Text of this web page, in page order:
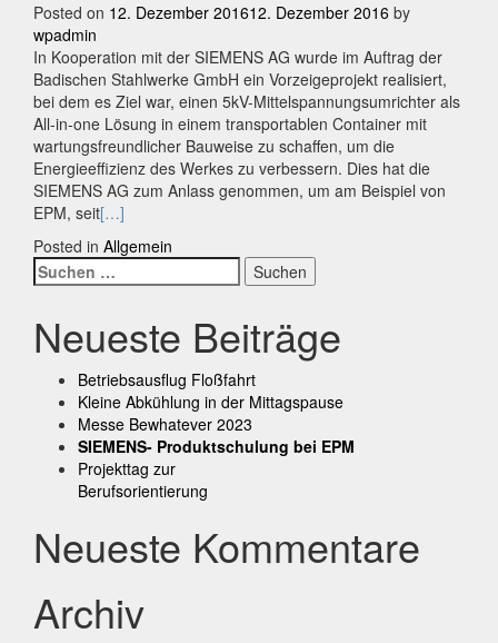
Posted on 12. Dezember 201612. Dezember 2016 by
wpadmin
In Kooperation mit der SIEMENS AG wurde im Auftrag der
Badischen Stahlwerke GmbH ein Vorzeigeprojekt realisiert,
bei dem es Ziel war, einen 5kV-Mittelspannungsumrichter als
All-in-one Lösung in einem transportablen Container mit
wartungsfreundlicher Bauweise zu schaffen, um die
Energieeffizienz des Werkes zu verbessern. Dies hat die
SIEMENS AG zum Anlass genommen, um am Beispiel von
EPM, seit[…]
Posted in Allgemein
Posts
navigation
Suchen
nach:
Neueste Beiträge
Betriebsausflug Floßfahrt
Kleine Abkühlung in der Mittagspause
Messe Bewhatever 2023
SIEMENS- Produktschulung bei EPM
Projekttag zur
Berufsorientierung
Neueste Kommentare
Archiv